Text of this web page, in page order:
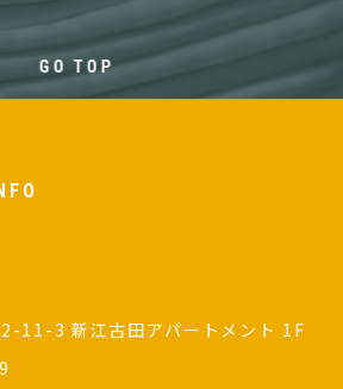
GO TOP
11-3 新江古田アパートメント 1F